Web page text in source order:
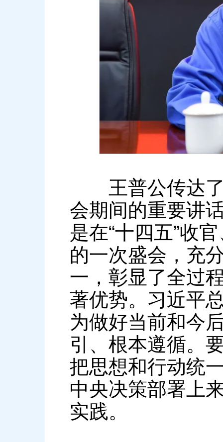
王普公传达了
会期间的重要讲
是在“十四五”收
的一次盛会，充
一，彰显了全过
著优势。习近平
为做好当前和今
引、根本遵循。
把思想和行动统
中央决策部署上
实践。